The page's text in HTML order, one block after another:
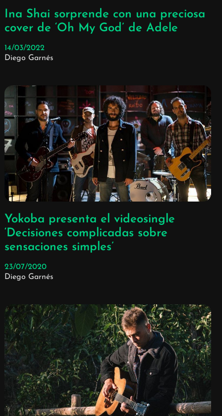
Ina Shai sorprende con una preciosa
cover de ‘Oh My God’ de Adele
14/03/2022
Diego Garnés
Yokoba presenta el videosingle
‘Decisiones complicadas sobre
sensaciones simples’
23/07/2020
Diego Garnés